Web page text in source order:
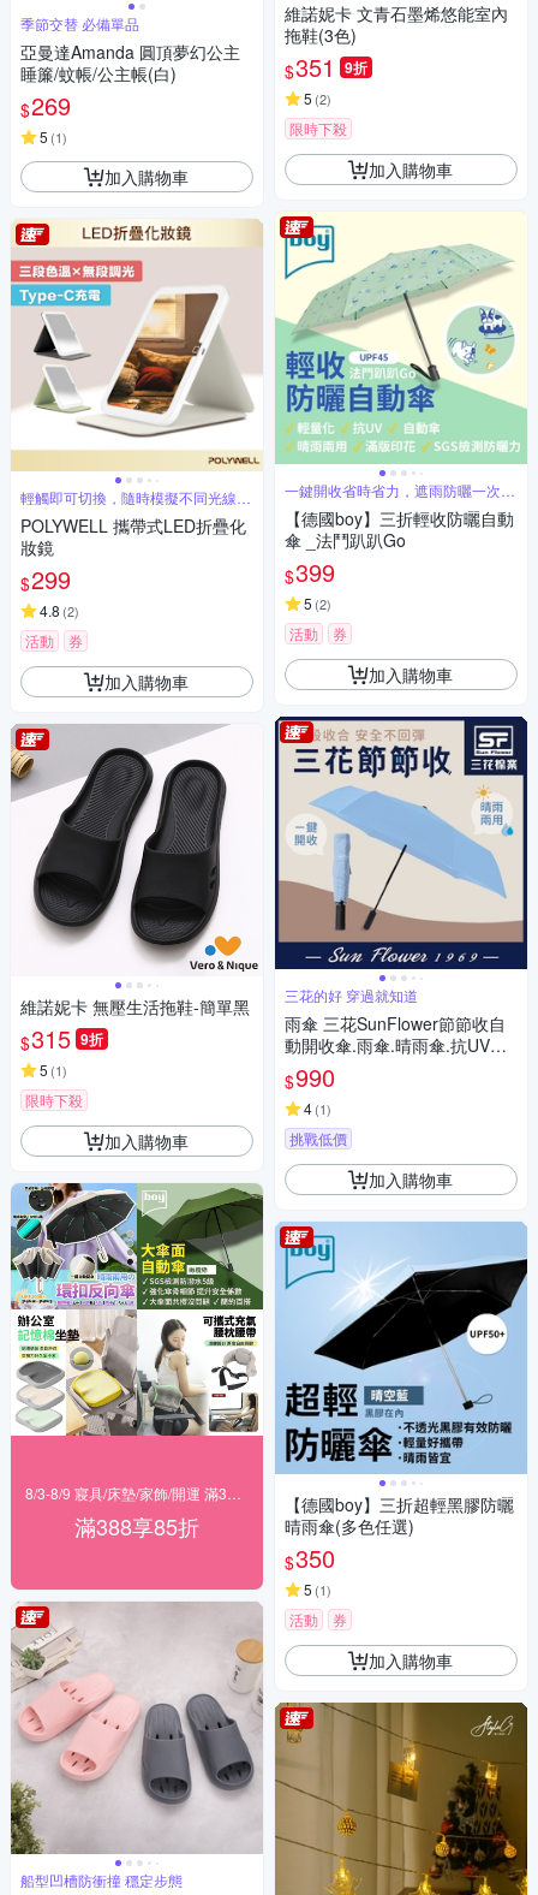
季節交替 必備單品
亞曼達Amanda 圓頂夢幻公主
睡簾/蚊帳/公主帳(白)
$269
5 (1)
加入購物車
輕觸即可切換，隨時模擬不同光線環
境
POLYWELL 攜帶式LED折疊化
妝鏡
$299
4.8 (2)
活動 券
加入購物車
維諾妮卡 無壓生活拖鞋-簡單黑
$315 9折
5 (1)
限時下殺
加入購物車
滿388享85折
船型凹槽防衝撞 穩定步態
維諾妮卡 文青石墨烯悠能室內
拖鞋(3色)
$351 9折
5 (2)
限時下殺
加入購物車
一鍵開收省時省力，遮雨防曬一次到
【德國boy】三折輕收防曬自動
傘 _法鬥趴趴Go
$399
5 (2)
活動 券
加入購物車
三花的好 穿過就知道
雨傘 三花SunFlower節節收自
動開收傘.雨傘.晴雨傘.抗UV防
曬_輕水藍
$990
4(1)
挑戰低價
加入購物車
【德國boy】三折超輕黑膠防曬
晴雨傘(多色任選)
$350
5 (1)
活動 券
加入購物車